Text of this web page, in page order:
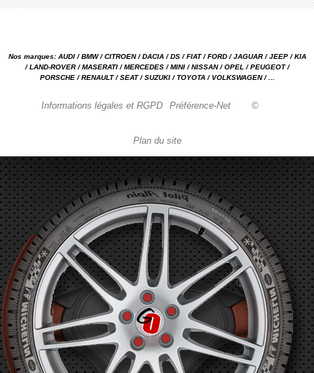
Nos marques: AUDI / BMW / CITROEN / DACIA / DS / FIAT / FORD / JAGUAR / JEEP / KIA
/ LAND-ROVER / MASERATI / MERCEDES / MINI / NISSAN / OPEL / PEUGEOT /
PORSCHE / RENAULT / SEAT / SUZUKI / TOYOTA / VOLKSWAGEN / ...
Informations légales et RGPD Préférence-Net ©
Plan du site
Garage automobile Reparation, entretien, carrosserie, concessionnaire Loire 42